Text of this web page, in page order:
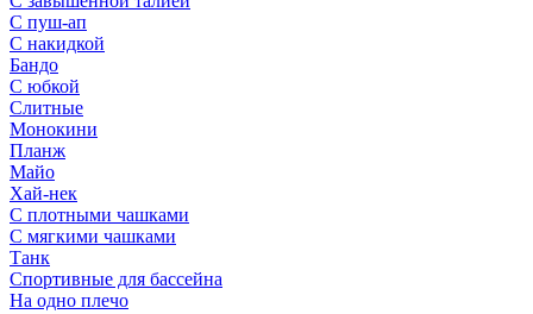
С пуш-ап
С накидкой
Бандо
С юбкой
Слитные
Монокини
Планж
Майо
Хай-нек
С плотными чашками
С мягкими чашками
Танк
Спортивные для бассейна
На одно плечо